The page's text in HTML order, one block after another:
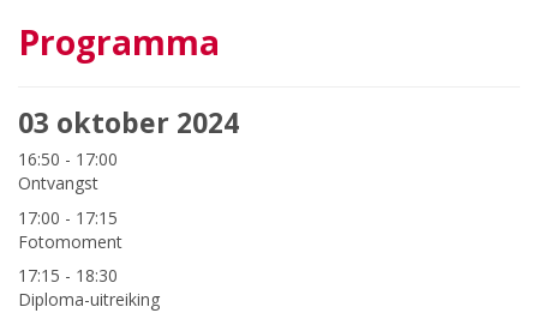
Programma
03 oktober 2024
16:50 - 17:00
Ontvangst
17:00 - 17:15
Fotomoment
17:15 - 18:30
Diploma-uitreiking